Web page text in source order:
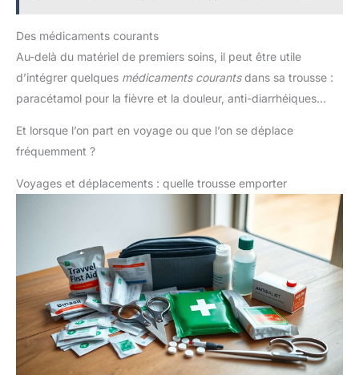
Des médicaments courants
Au-delà du matériel de premiers soins, il peut être utile
d’intégrer quelques médicaments courantsdans sa trousse :
paracétamol pour la fièvre et la douleur, anti-diarrhéiques…
Et lorsque l’on part en voyage ou que l’on se déplace
fréquemment ?
Voyages et déplacements : quelle trousse emporter